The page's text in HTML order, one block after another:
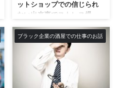
の買い物でまず酒屋で買い物しな
いですね。お酒も買うにしてもス
ーパーです。 今はそんな時代で
すね。だから酒屋という業種も売
り上げが年々落ち続け、給料も上
がらないブラック企業へと。 全
盛期はうちの会社もすごかってん
で！というカス社長の妄言を聞く
ットショップでの信じられ
ない出来事でストレス爆
掛かって来たとんでもない
勘違いのクレーム電話の一
部始終！
ネットショッピングでのクレーム
の電話… 僕は会社でネットショッ
ブラック企業の酒屋での仕事のお話